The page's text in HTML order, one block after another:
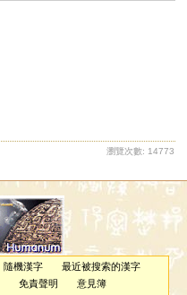
瀏覽次數: 14773
隨機漢字
最近被搜索的漢字
免責聲明 意見簿